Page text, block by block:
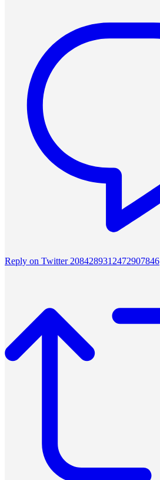
Reply on Twitter 2084289312472907846